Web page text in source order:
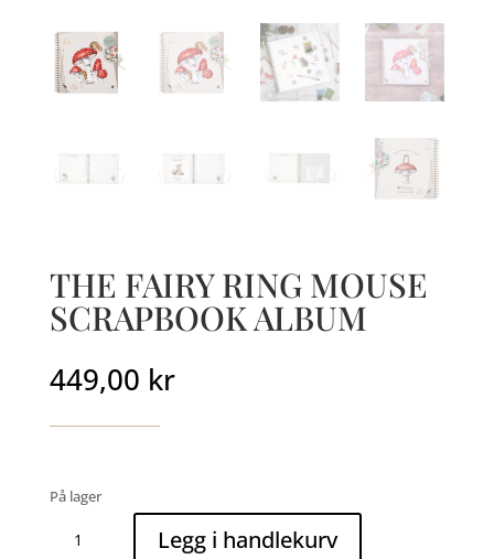
THE FAIRY RING MOUSE
SCRAPBOOK ALBUM
449,00 kr
På lager
FAIRY
Legg i handlekurv